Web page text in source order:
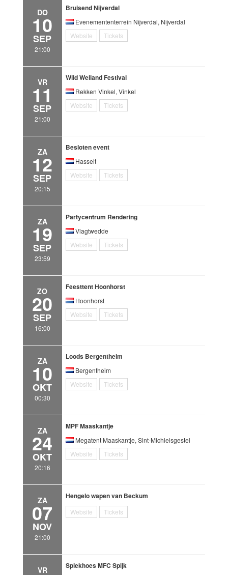
DO
10
SEP
21:00
Bruisend Nijverdal
Evenemententerrein Nijverdal, Nijverdal
Website
Tickets
VR
11
SEP
21:00
Wild Weiland Festival
Rekken Vinkel, Vinkel
Website
Tickets
ZA
12
SEP
20:15
Besloten event
Hasselt
Website
Tickets
ZA
19
SEP
23:59
Partycentrum Rendering
Vlagtwedde
Website
Tickets
ZO
20
SEP
16:00
Feesttent Hoonhorst
Hoonhorst
Website
Tickets
ZA
10
OKT
00:30
Loods Bergentheim
Bergentheim
Website
Tickets
ZA
24
OKT
20:16
MPF Maaskantje
Megatent Maaskantje, Sint-Michielsgestel
Website
Tickets
ZA
07
NOV
21:00
Hengelo wapen van Beckum
Website Tickets
VR Spiekhoes MFC Spijk